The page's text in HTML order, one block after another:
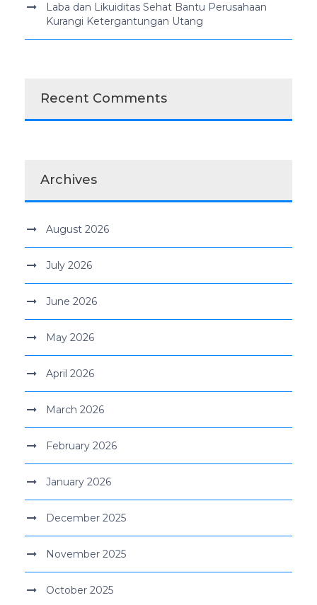
Laba dan Likuiditas Sehat Bantu Perusahaan
Kurangi Ketergantungan Utang
Recent Comments
Archives
August 2026
July 2026
June 2026
May 2026
April 2026
March 2026
February 2026
January 2026
December 2025
November 2025
October 2025